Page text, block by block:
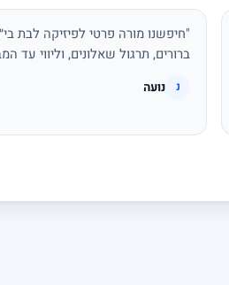
"חיפשנו מורה פרטי לפיזיקה לבת
ברורים, תרגול שאלונים, וליווי עד
נ נועה